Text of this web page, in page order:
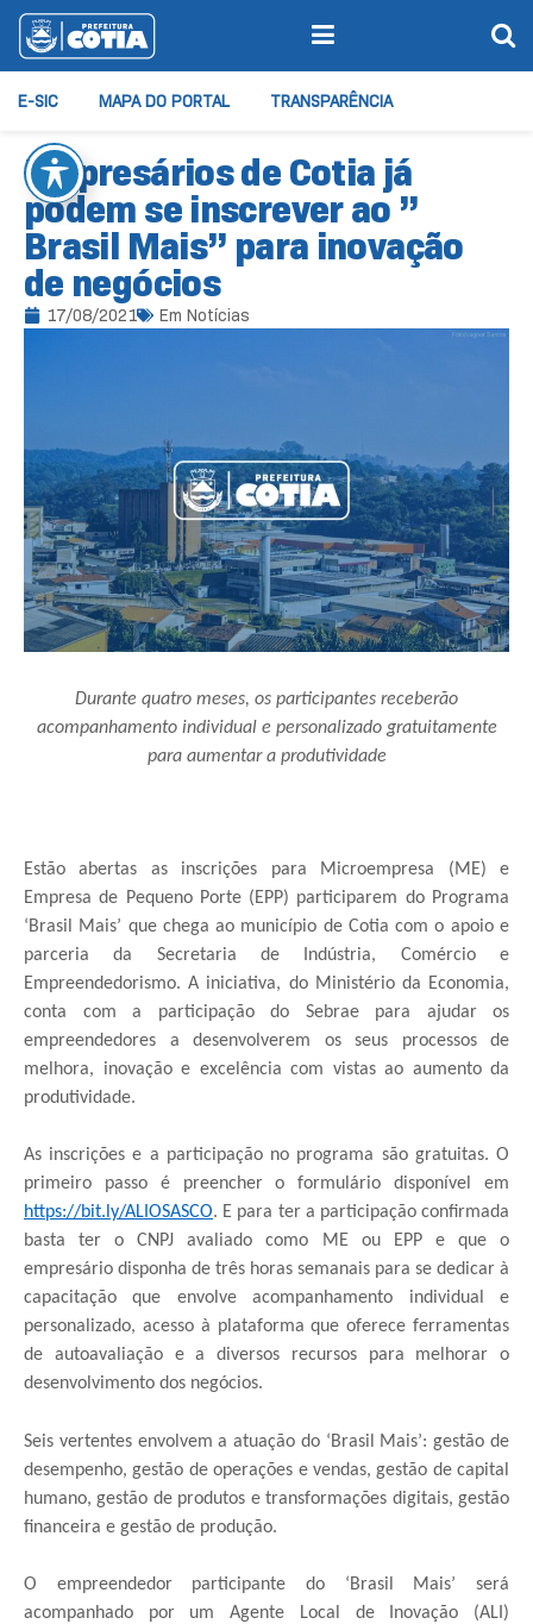
E-SIC MAPA DO PORTAL TRANSPARÊNCIA
Empresários de Cotia já
podem se inscrever ao ”
Brasil Mais” para inovação
de negócios
17/08/2021 Em Notícias
Durante quatro meses, os participantes receberão
acompanhamento individual e personalizado gratuitamente
para aumentar a produtividade
Estão abertas as inscrições para Microempresa (ME) e
Empresa de Pequeno Porte (EPP) participarem do Programa
‘Brasil
Mais’ que chega ao município de Cotia com o apoio e
parceria da Secretaria de Indústria, Comércio e
Empreendedorismo. A iniciativa, do Ministério da Economia,
conta com a participação do Sebrae para ajudar os
empreendedores a desenvolverem os seus processos de
melhora, inovação e excelência com vistas ao aumento da
produtividade.
As inscrições e a participação no programa são gratuitas. O
primeiro passo é preencher o formulário disponível em
https://bit.ly/ALIOSASCO. E para ter a participação confirmada
basta ter o CNPJ avaliado como ME ou EPP e que o
empresário disponha de três horas semanais para se dedicar à
capacitação que envolve acompanhamento individual e
personalizado, acesso à plataforma que oferece ferramentas
de autoavaliação e a diversos recursos para melhorar o
desenvolvimento dos negócios.
Seis vertentes envolvem a atuação do ‘Brasil Mais’: gestão de
desempenho, gestão de operações e vendas, gestão de capital
humano, gestão de produtos e transformações digitais, gestão
financeira e gestão de produção.
O empreendedor participante do ‘Brasil Mais’ será
acompanhado por um Agente Local de Inovação (ALI)